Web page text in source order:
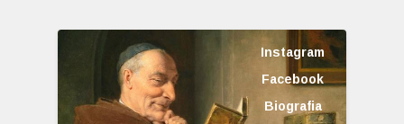
Instagram
Facebook
Biografia